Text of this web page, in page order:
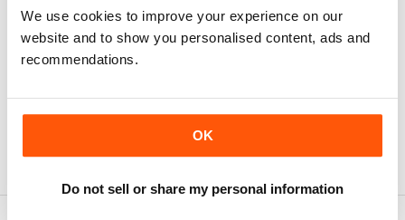
We use cookies to improve your experience on our
website and to show you personalised content, ads and
recommendations.
OK
Do not sell or share my personal information